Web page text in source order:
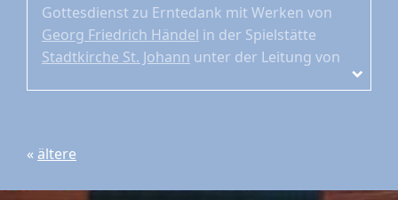
Gottesdienst zu Erntedank mit Werken von
Georg Friedrich Händel in der Spielstätte
Stadtkirche St. Johann unter der Leitung von
« ältere